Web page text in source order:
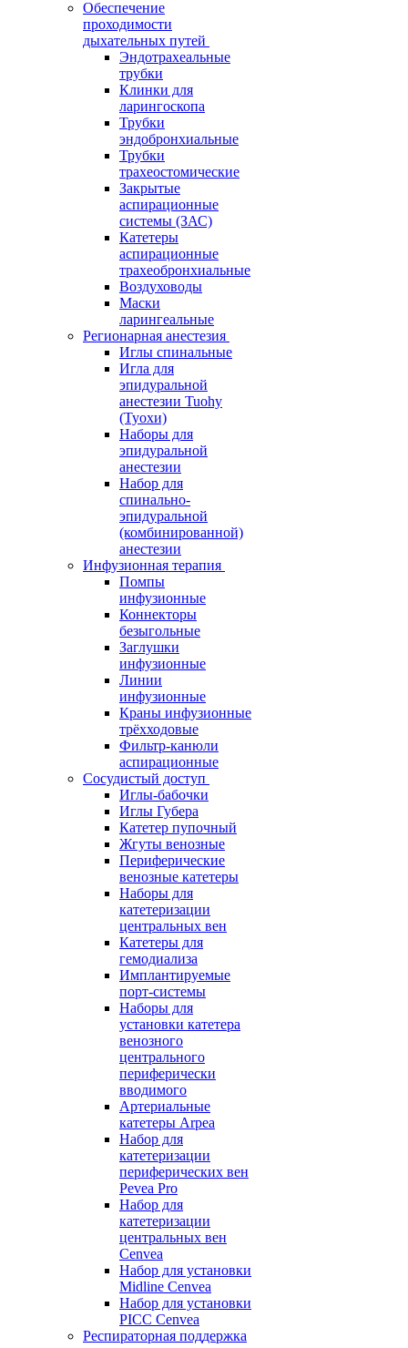
Обеспечение
проходимости
дыхательных путей
Эндотрахеальные
трубки
Клинки для
ларингоскопа
Трубки
эндобронхиальные
Трубки
трахеостомические
Закрытые
аспирационные
системы (ЗАС)
Катетеры
аспирационные
трахеобронхиальные
Воздуховоды
Маски
ларингеальные
Регионарная анестезия
Иглы спинальные
Игла для
эпидуральной
анестезии Tuohy
(Туохи)
Наборы для
эпидуральной
анестезии
Набор для
спинально-
эпидуральной
(комбинированной)
анестезии
Инфузионная терапия
Помпы
инфузионные
Коннекторы
безыгольные
Заглушки
инфузионные
Линии
инфузионные
Краны инфузионные
трёхходовые
Фильтр-канюли
аспирационные
Сосудистый доступ
Иглы-бабочки
Иглы Губера
Катетер пупочный
Жгуты венозные
Периферические
венозные катетеры
Наборы для
катетеризации
центральных вен
Катетеры для
гемодиализа
Имплантируемые
порт‑системы
Наборы для
установки катетера
венозного
центрального
периферически
вводимого
Артериальные
катетеры Arpea
Набор для
катетеризации
периферических вен
Pevea Pro
Набор для
катетеризации
центральных вен
Cenvea
Набор для установки
Midline Cenvea
Набор для установки
PICC Cenvea
Респираторная поддержка